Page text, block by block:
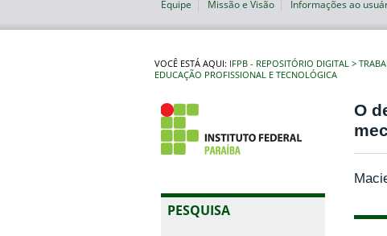
Equipe Missão e Visão Informações ao
VOCÊ ESTÁ AQUI: IFPB - REPOSITÓRIO DIGITAL
EDUCAÇÃO PROFISSIONAL E TECNOLÓGICA
PESQUISA
O